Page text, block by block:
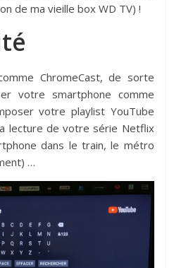
de ma vieille box WD TV) !
ChromeCast, de sorte
votre smartphone comme
votre playlist YouTube
lecture de votre série Netflix
dans le train, le métro
…